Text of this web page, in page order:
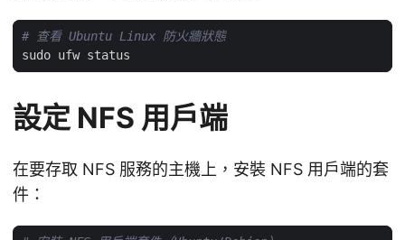
# 查看 Ubuntu Linux 防火牆狀態
設定 NFS 用戶端
在要存取 NFS 服務的主機上，安裝 NFS 用戶端的套
件：